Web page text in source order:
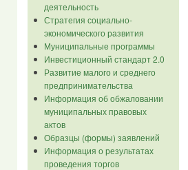
деятельность
Стратегия социально-
экономического развития
Муниципальные программы
Инвестиционный стандарт 2.0
Развитие малого и среднего
предпринимательства
Информация об обжаловании
муниципальных правовых
актов
Образцы (формы) заявлений
Информация о результатах
проведения торгов